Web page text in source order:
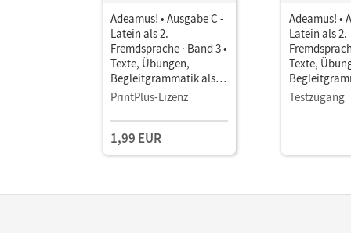
Adeamus! • Ausgabe C -
Latein als 2.
Fremdsprache · Band 3 •
Texte, Übungen,
Begleitgrammatik als E-
Book
PrintPlus-Lizenz
1,99 EUR
Adeamus! •
Latein als 2.
Texte,
Book
Testzugang